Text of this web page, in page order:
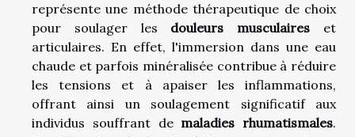
représente une méthode thérapeutique de choix
pour soulager les douleurs musculaires et
articulaires. En effet, l'immersion dans une eau
chaude et parfois minéralisée contribue à réduire
les tensions et à apaiser les inflammations,
offrant ainsi un soulagement significatif aux
individus souffrant de maladies rhumatismales.